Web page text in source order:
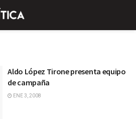
Aldo López Tirone presenta equipo
de campaña
ENE 3, 2008